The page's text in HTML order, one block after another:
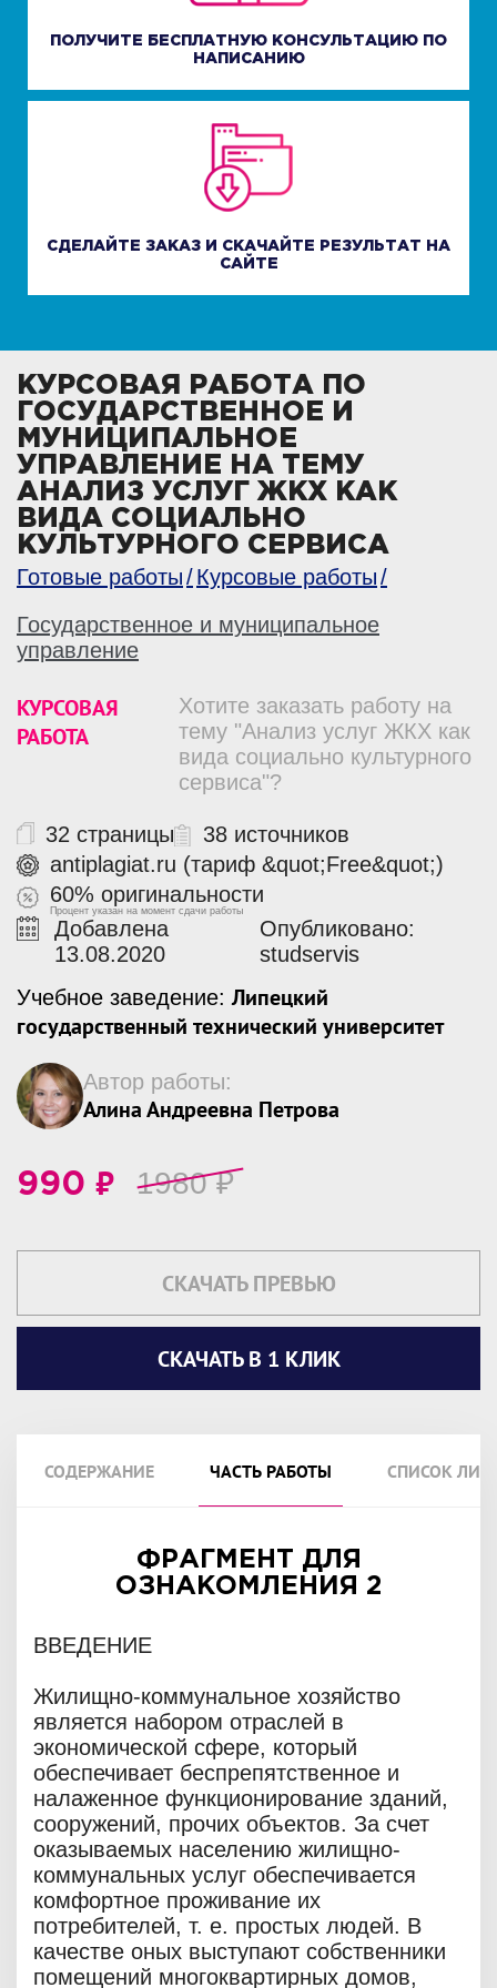
ПОЛУЧИТЕ БЕСПЛАТНУЮ КОНСУЛЬТАЦИЮ ПО
НАПИСАНИЮ
СДЕЛАЙТЕ ЗАКАЗ И СКАЧАЙТЕ РЕЗУЛЬТАТ НА
САЙТЕ
КУРСОВАЯ РАБОТА ПО
ГОСУДАРСТВЕННОЕ И
МУНИЦИПАЛЬНОЕ
УПРАВЛЕНИЕ НА ТЕМУ
АНАЛИЗ УСЛУГ ЖКХ КАК
ВИДА СОЦИАЛЬНО
КУЛЬТУРНОГО СЕРВИСА
Готовые работы
Курсовые работы
Государственное и муниципальное
управление
КУРСОВАЯ
РАБОТА
Хотите заказать работу на
тему "Анализ услуг ЖКХ как
вида социально культурного
сервиса"?
32 страницы
38 источников
antiplagiat.ru (тариф &quot;Free&quot;)
60% оригинальности
Процент указан на момент сдачи работы
Добавлена
13.08.2020
Опубликовано:
studservis
Учебное заведение: Липецкий
государственный технический университет
Автор работы:
Алина Андреевна Петрова
990 ₽ 1980₽
СКАЧАТЬ ПРЕВЬЮ
СКАЧАТЬ В 1 КЛИК
СОДЕРЖАНИЕ ЧАСТЬ РАБОТЫ СПИСОК
ФРАГМЕНТ ДЛЯ
ОЗНАКОМЛЕНИЯ 2
ВВЕДЕНИЕ
Жилищно-коммунальное хозяйство
является набором отраслей в
экономической сфере, который
обеспечивает беспрепятственное и
налаженное функционирование зданий,
сооружений, прочих объектов. За счет
оказываемых населению жилищно-
коммунальных услуг обеспечивается
комфортное проживание их
потребителей, т. е. простых людей. В
качестве оных выступают собственники
помещений многоквартирных домов,